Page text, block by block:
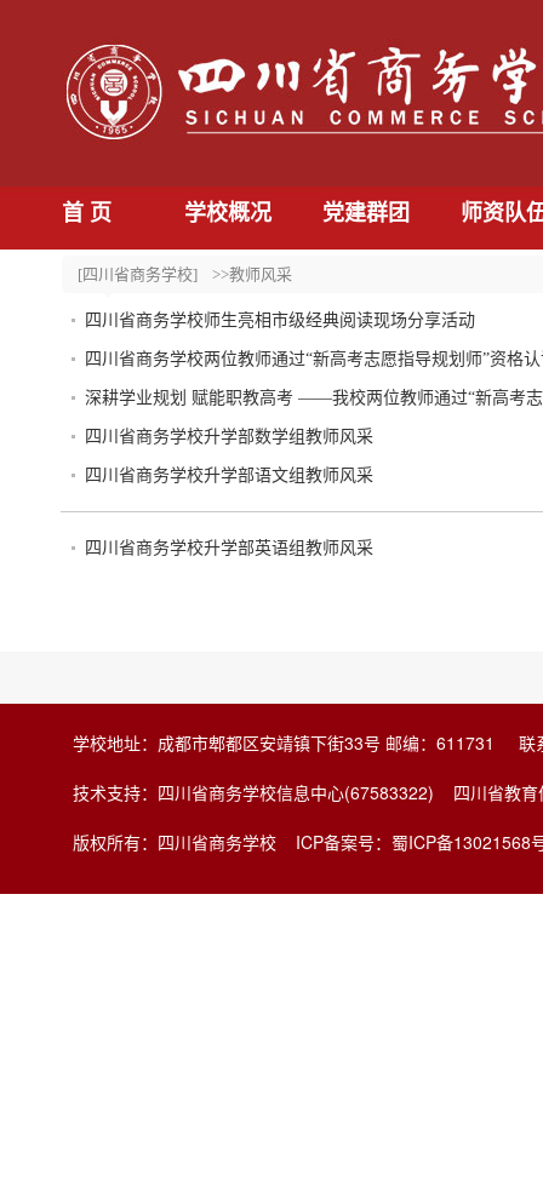
[四川省商务学校] >>教师风采
四川省商务学校师生亮相市级经典阅读现场分享活动
四川省商务学校两位教师通过“新高考志愿指导规划师”资格
深耕学业规划 赋能职教高考 ——我校两位教师通过“新高考
四川省商务学校升学部数学组教师风采
四川省商务学校升学部语文组教师风采
四川省商务学校升学部英语组教师风采
学校地址：成都市郫都区安靖镇下街33号 邮编：611731
技术支持：四川省商务学校信息中心(67583322) 四川省教育
版权所有：四川省商务学校 ICP备案号：蜀ICP备13021568
首 页 学校概况 党建群团 师资队